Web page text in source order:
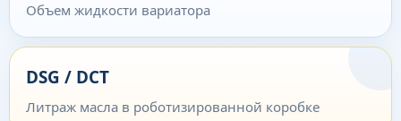
Объем жидкости вариатора
DSG / DCT
Литраж масла в роботизированной коробке